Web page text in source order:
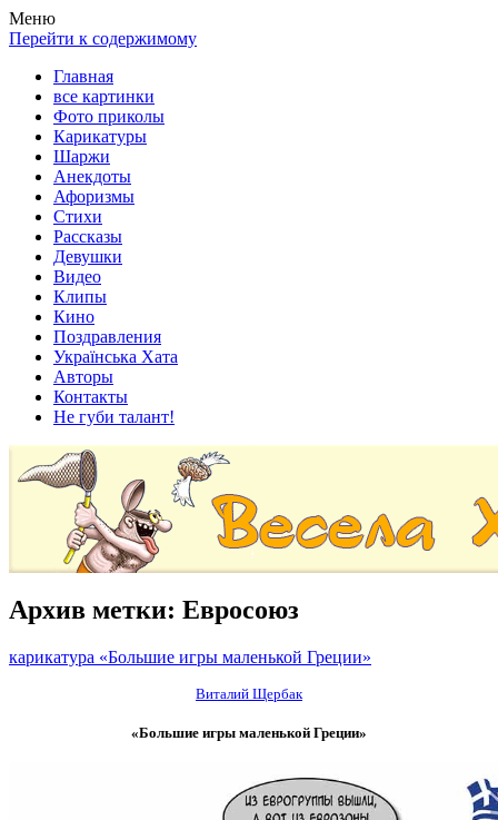
Весела хата — прикольные картинки, смешные истории,
клипы!
Покажем всем ваши фото приколы, карикатуры, шаржи, стихи,
рассказы, видео и песни!
Меню
Перейти к содержимому
Главная
все картинки
Фото приколы
Карикатуры
Шаржи
Анекдоты
Афоризмы
Стихи
Рассказы
Девушки
Видео
Клипы
Кино
Поздравления
Українська Хата
Авторы
Контакты
Не губи талант!
Архив метки: Евросоюз
карикатура «Большие игры маленькой Греции»
Виталий Щербак
«Большие игры маленькой Греции»